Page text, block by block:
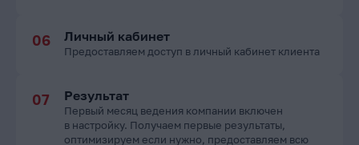
Личный кабинет
Предоставляем доступ в личный кабинет клиента
Результат
Первый месяц ведения компании включен
в настройку. Получаем первые результаты,
оптимизируем если нужно, предоставляем всю